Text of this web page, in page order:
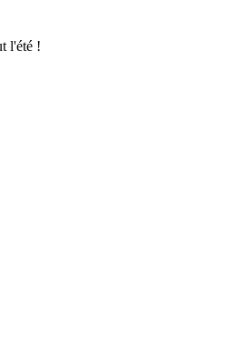
l'été !